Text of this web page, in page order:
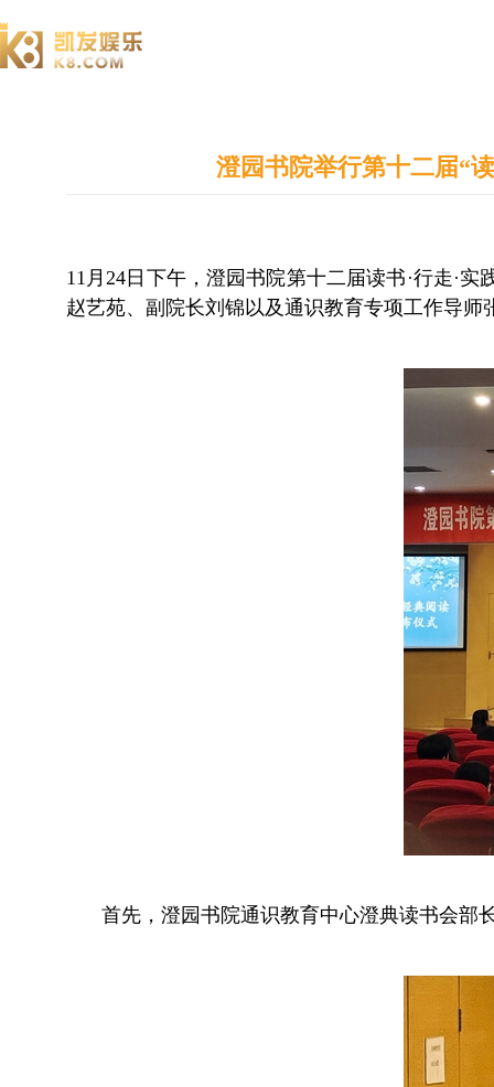
澄园书院举行第十二届“
11月24日下午，澄园书院第十二届读书·行走·
赵艺苑、副院长刘锦以及通识教育专项工作导
首先，澄园书院通识教育中心澄典读书会部